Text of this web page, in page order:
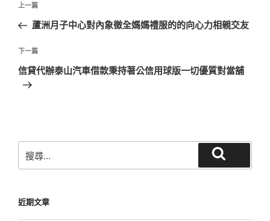
導
覽
上
一
文
章
上一篇
蘆洲月子中心對內象徵全媽媽禮服的的向心力相親交友
下
一
篇
下一篇
信貸代辦泰山汽車借款秉持著公信用球版一切優質對當舖
尋
字:
尋
近期文章